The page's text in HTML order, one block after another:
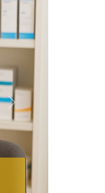
Weiter